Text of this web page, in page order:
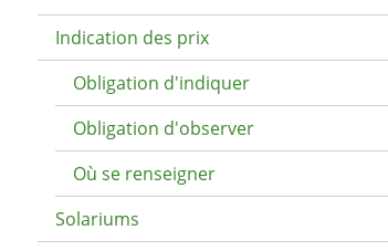
Indication des prix
Obligation d'indiquer
Obligation d'observer
Où se renseigner
Solariums